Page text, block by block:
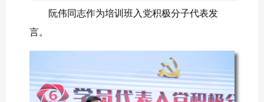
阮伟同志作为培训班入党积极分子代表发
言。